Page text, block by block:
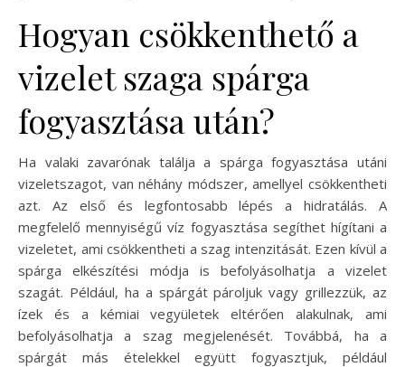
Hogyan csökkenthető a
vizelet szaga spárga
fogyasztása után?
Ha valaki zavarónak találja a spárga fogyasztása utáni
vizeletszagot, van néhány módszer, amellyel csökkentheti
azt. Az első és legfontosabb lépés a hidratálás. A
megfelelő mennyiségű víz fogyasztása segíthet hígítani a
vizeletet, ami csökkentheti a szag intenzitását. Ezen kívül a
spárga elkészítési módja is befolyásolhatja a vizelet
szagát. Például, ha a spárgát pároljuk vagy grillezzük, az
ízek és a kémiai vegyületek eltérően alakulnak, ami
befolyásolhatja a szag megjelenését. Továbbá, ha a
spárgát más ételekkel együtt fogyasztjuk, például